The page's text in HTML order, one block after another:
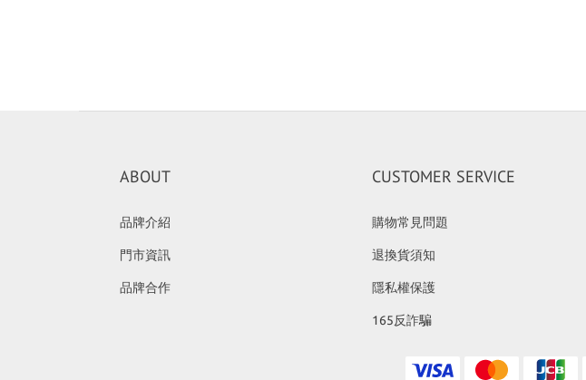
ABOUT
品牌介紹
門市資訊
品牌合作
CUSTOMER SERVICE
購物常見問題
退換貨須知
隱私權保護
165反詐騙